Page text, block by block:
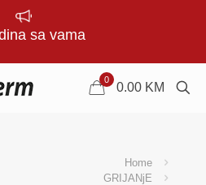
sa vama
0
0.00 KM
Home
GRIJANjE